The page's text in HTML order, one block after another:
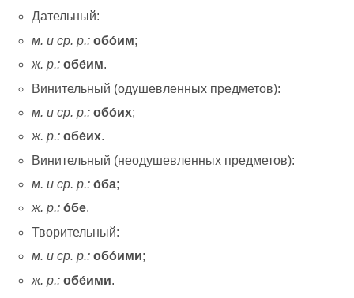
Дательный:
м. и ср. р.: обо́им;
ж. р.: обе́им.
Винительный (одушевленных предметов):
м. и ср. р.: обо́их;
ж. р.: обе́их.
Винительный (неодушевленных предметов):
м. и ср. р.: о́ба;
ж. р.: о́бе.
Творительный:
м. и ср. р.: обо́ими;
ж. р.: обе́ими.